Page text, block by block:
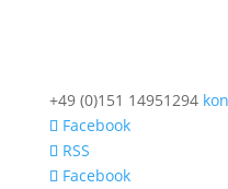
+49 (0)151 14951294
Facebook
RSS
Facebook